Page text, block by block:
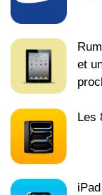
et
Les